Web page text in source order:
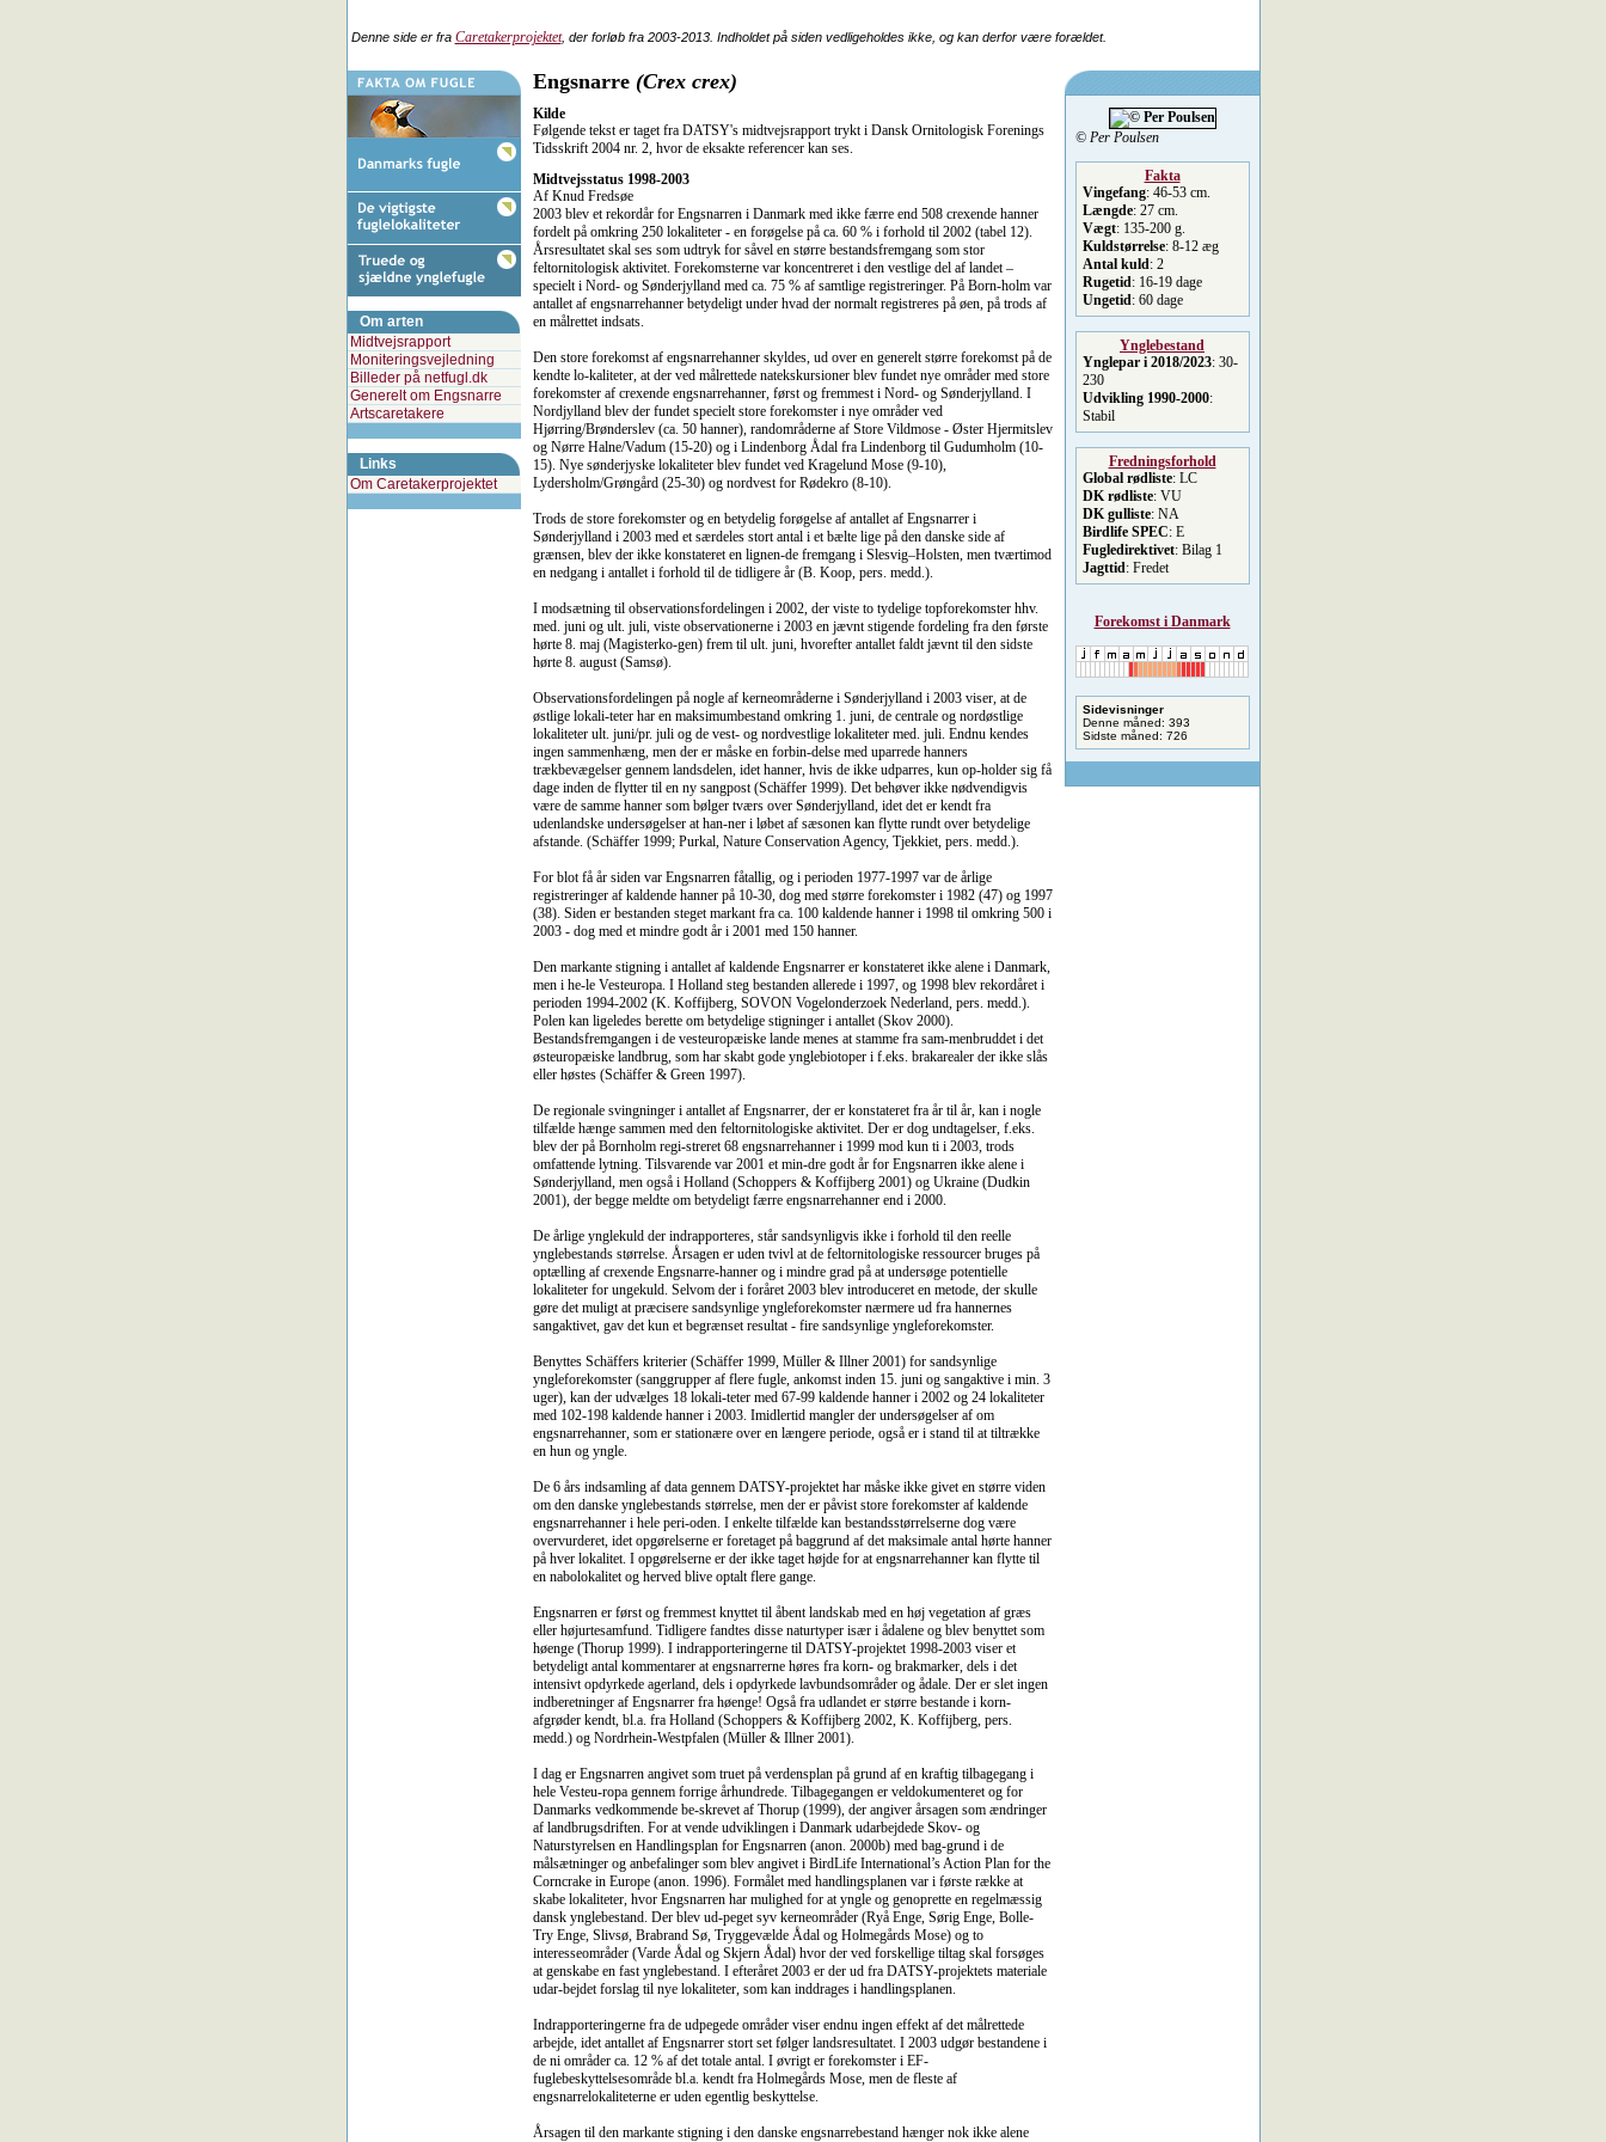
Denne side er fra Caretakerprojektet, der forløb fra 2003-2013. Indholdet på siden vedligeholdes ikke, og kan derfor være forældet.
Om arten
Midtvejsrapport
Moniteringsvejledning
Billeder på netfugl.dk
Generelt om Engsnarre
Artscaretakere
Links
Om Caretakerprojektet
Engsnarre (Crex crex)
Kilde
Følgende tekst er taget fra DATSY's midtvejsrapport trykt i Dansk Ornitologisk Forenings
Tidsskrift 2004 nr. 2, hvor de eksakte referencer kan ses.
Midtvejsstatus 1998-2003
Af Knud Fredsøe
2003 blev et rekordår for Engsnarren i Danmark med ikke færre end 508 crexende hanner
fordelt på omkring 250 lokaliteter - en forøgelse på ca. 60 % i forhold til 2002 (tabel 12).
Årsresultatet skal ses som udtryk for såvel en større bestandsfremgang som stor
feltornitologisk aktivitet. Forekomsterne var koncentreret i den vestlige del af landet –
specielt i Nord- og Sønderjylland med ca. 75 % af samtlige registreringer. På Born-holm var
antallet af engsnarrehanner betydeligt under hvad der normalt registreres på øen, på trods af
en målrettet indsats.
Den store forekomst af engsnarrehanner skyldes, ud over en generelt større forekomst på de
kendte lo-kaliteter, at der ved målrettede natekskursioner blev fundet nye områder med store
forekomster af crexende engsnarrehanner, først og fremmest i Nord- og Sønderjylland. I
Nordjylland blev der fundet specielt store forekomster i nye områder ved
Hjørring/Brønderslev (ca. 50 hanner), randområderne af Store Vildmose - Øster Hjermitslev
og Nørre Halne/Vadum (15-20) og i Lindenborg Ådal fra Lindenborg til Gudumholm (10-
15). Nye sønderjyske lokaliteter blev fundet ved Kragelund Mose (9-10),
Lydersholm/Grøngård (25-30) og nordvest for Rødekro (8-10).
Trods de store forekomster og en betydelig forøgelse af antallet af Engsnarrer i
Sønderjylland i 2003 med et særdeles stort antal i et bælte lige på den danske side af
grænsen, blev der ikke konstateret en lignen-de fremgang i Slesvig–Holsten, men tværtimod
en nedgang i antallet i forhold til de tidligere år (B. Koop, pers. medd.).
I modsætning til observationsfordelingen i 2002, der viste to tydelige topforekomster hhv.
med. juni og ult. juli, viste observationerne i 2003 en jævnt stigende fordeling fra den første
hørte 8. maj (Magisterko-gen) frem til ult. juni, hvorefter antallet faldt jævnt til den sidste
hørte 8. august (Samsø).
Observationsfordelingen på nogle af kerneområderne i Sønderjylland i 2003 viser, at de
østlige lokali-teter har en maksimumbestand omkring 1. juni, de centrale og nordøstlige
lokaliteter ult. juni/pr. juli og de vest- og nordvestlige lokaliteter med. juli. Endnu kendes
ingen sammenhæng, men der er måske en forbin-delse med uparrede hanners
trækbevægelser gennem landsdelen, idet hanner, hvis de ikke udparres, kun op-holder sig få
dage inden de flytter til en ny sangpost (Schäffer 1999). Det behøver ikke nødvendigvis
være de samme hanner som bølger tværs over Sønderjylland, idet det er kendt fra
udenlandske undersøgelser at han-ner i løbet af sæsonen kan flytte rundt over betydelige
afstande. (Schäffer 1999; Purkal, Nature Conservation Agency, Tjekkiet, pers. medd.).
For blot få år siden var Engsnarren fåtallig, og i perioden 1977-1997 var de årlige
registreringer af kaldende hanner på 10-30, dog med større forekomster i 1982 (47) og 1997
(38). Siden er bestanden steget markant fra ca. 100 kaldende hanner i 1998 til omkring 500 i
2003 - dog med et mindre godt år i 2001 med 150 hanner.
Den markante stigning i antallet af kaldende Engsnarrer er konstateret ikke alene i Danmark,
men i he-le Vesteuropa. I Holland steg bestanden allerede i 1997, og 1998 blev rekordåret i
perioden 1994-2002 (K. Koffijberg, SOVON Vogelonderzoek Nederland, pers. medd.).
Polen kan ligeledes berette om betydelige stigninger i antallet (Skov 2000).
Bestandsfremgangen i de vesteuropæiske lande menes at stamme fra sam-menbruddet i det
østeuropæiske landbrug, som har skabt gode ynglebiotoper i f.eks. brakarealer der ikke slås
eller høstes (Schäffer & Green 1997).
De regionale svingninger i antallet af Engsnarrer, der er konstateret fra år til år, kan i nogle
tilfælde hænge sammen med den feltornitologiske aktivitet. Der er dog undtagelser, f.eks.
blev der på Bornholm regi-streret 68 engsnarrehanner i 1999 mod kun ti i 2003, trods
omfattende lytning. Tilsvarende var 2001 et min-dre godt år for Engsnarren ikke alene i
Sønderjylland, men også i Holland (Schoppers & Koffijberg 2001) og Ukraine (Dudkin
2001), der begge meldte om betydeligt færre engsnarrehanner end i 2000.
De årlige ynglekuld der indrapporteres, står sandsynligvis ikke i forhold til den reelle
ynglebestands størrelse. Årsagen er uden tvivl at de feltornitologiske ressourcer bruges på
optælling af crexende Engsnarre-hanner og i mindre grad på at undersøge potentielle
lokaliteter for ungekuld. Selvom der i foråret 2003 blev introduceret en metode, der skulle
gøre det muligt at præcisere sandsynlige yngleforekomster nærmere ud fra hannernes
sangaktivet, gav det kun et begrænset resultat - fire sandsynlige yngleforekomster.
Benyttes Schäffers kriterier (Schäffer 1999, Müller & Illner 2001) for sandsynlige
yngleforekomster (sanggrupper af flere fugle, ankomst inden 15. juni og sangaktive i min. 3
uger), kan der udvælges 18 lokali-teter med 67-99 kaldende hanner i 2002 og 24 lokaliteter
med 102-198 kaldende hanner i 2003. Imidlertid mangler der undersøgelser af om
engsnarrehanner, som er stationære over en længere periode, også er i stand til at tiltrække
en hun og yngle.
De 6 års indsamling af data gennem DATSY-projektet har måske ikke givet en større viden
om den danske ynglebestands størrelse, men der er påvist store forekomster af kaldende
engsnarrehanner i hele peri-oden. I enkelte tilfælde kan bestandsstørrelserne dog være
overvurderet, idet opgørelserne er foretaget på baggrund af det maksimale antal hørte hanner
på hver lokalitet. I opgørelserne er der ikke taget højde for at engsnarrehanner kan flytte til
en nabolokalitet og herved blive optalt flere gange.
Engsnarren er først og fremmest knyttet til åbent landskab med en høj vegetation af græs
eller højurtesamfund. Tidligere fandtes disse naturtyper især i ådalene og blev benyttet som
høenge (Thorup 1999). I indrapporteringerne til DATSY-projektet 1998-2003 viser et
betydeligt antal kommentarer at engsnarrerne høres fra korn- og brakmarker, dels i det
intensivt opdyrkede agerland, dels i opdyrkede lavbundsområder og ådale. Der er slet ingen
indberetninger af Engsnarrer fra høenge! Også fra udlandet er større bestande i korn-
afgrøder kendt, bl.a. fra Holland (Schoppers & Koffijberg 2002, K. Koffijberg, pers.
medd.) og Nordrhein-Westpfalen (Müller & Illner 2001).
I dag er Engsnarren angivet som truet på verdensplan på grund af en kraftig tilbagegang i
hele Vesteu-ropa gennem forrige århundrede. Tilbagegangen er veldokumenteret og for
Danmarks vedkommende be-skrevet af Thorup (1999), der angiver årsagen som ændringer
af landbrugsdriften. For at vende udviklingen i Danmark udarbejdede Skov- og
Naturstyrelsen en Handlingsplan for Engsnarren (anon. 2000b) med bag-grund i de
målsætninger og anbefalinger som blev angivet i BirdLife International’s Action Plan for the
Corncrake in Europe (anon. 1996). Formålet med handlingsplanen var i første række at
skabe lokaliteter, hvor Engsnarren har mulighed for at yngle og genoprette en regelmæssig
dansk ynglebestand. Der blev ud-peget syv kerneområder (Ryå Enge, Sørig Enge, Bolle-
Try Enge, Slivsø, Brabrand Sø, Tryggevælde Ådal og Holmegårds Mose) og to
interesseområder (Varde Ådal og Skjern Ådal) hvor der ved forskellige tiltag skal forsøges
at genskabe en fast ynglebestand. I efteråret 2003 er der ud fra DATSY-projektets materiale
udar-bejdet forslag til nye lokaliteter, som kan inddrages i handlingsplanen.
Indrapporteringerne fra de udpegede områder viser endnu ingen effekt af det målrettede
arbejde, idet antallet af Engsnarrer stort set følger landsresultatet. I 2003 udgør bestandene i
de ni områder ca. 12 % af det totale antal. I øvrigt er forekomster i EF-
fuglebeskyttelsesområde bl.a. kendt fra Holmegårds Mose, men de fleste af
engsnarrelokaliteterne er uden egentlig beskyttelse.
Årsagen til den markante stigning i den danske engsnarrebestand hænger nok ikke alene
© Per Poulsen
Fakta
Vingefang: 46-53 cm.
Længde: 27 cm.
Vægt: 135-200 g.
Kuldstørrelse: 8-12 æg
Antal kuld: 2
Rugetid: 16-19 dage
Ungetid: 60 dage
Ynglebestand
Ynglepar i 2018/2023: 30-
230
Udvikling 1990-2000:
Stabil
Fredningsforhold
Global rødliste: LC
DK rødliste: VU
DK gulliste: NA
Birdlife SPEC: E
Fugledirektivet: Bilag 1
Jagttid: Fredet
Forekomst i Danmark
Sidevisninger
Denne måned: 393
Sidste måned: 726